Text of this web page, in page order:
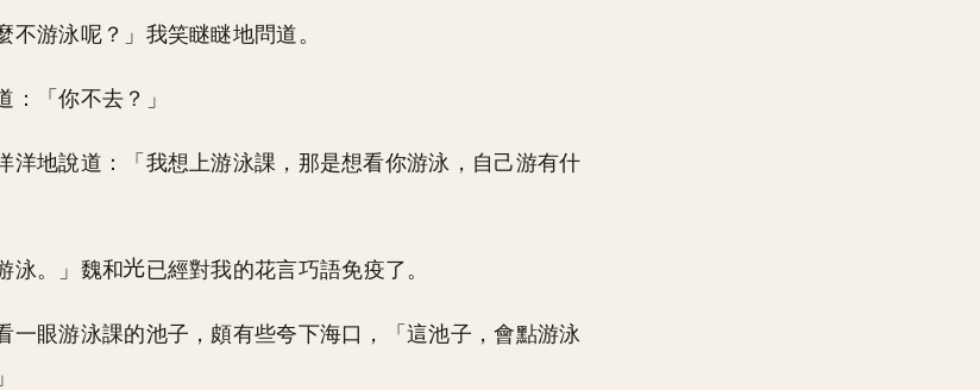
不游泳呢？」我笑瞇瞇地問道。
：「你不去？」
洋地說道：「我想上游泳課，那是想看你游泳，自己游有什
泳。」魏和 已經對我的花言巧語免疫了。
一眼游泳課的池子，頗有些夸下海口，「這池子，會點游泳